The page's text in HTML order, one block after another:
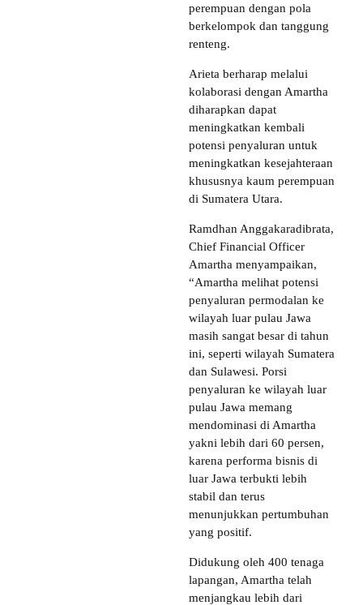
perempuan dengan pola
berkelompok dan tanggung
renteng.
Arieta berharap melalui
kolaborasi dengan Amartha
diharapkan dapat
meningkatkan kembali
potensi penyaluran untuk
meningkatkan kesejahteraan
khususnya kaum perempuan
di Sumatera Utara.
Ramdhan Anggakaradibrata,
Chief Financial Officer
Amartha menyampaikan,
“Amartha melihat potensi
penyaluran permodalan ke
wilayah luar pulau Jawa
masih sangat besar di tahun
ini, seperti wilayah Sumatera
dan Sulawesi. Porsi
penyaluran ke wilayah luar
pulau Jawa memang
mendominasi di Amartha
yakni lebih dari 60 persen,
karena performa bisnis di
luar Jawa terbukti lebih
stabil dan terus
menunjukkan pertumbuhan
yang positif.
Didukung oleh 400 tenaga
lapangan, Amartha telah
menjangkau lebih dari